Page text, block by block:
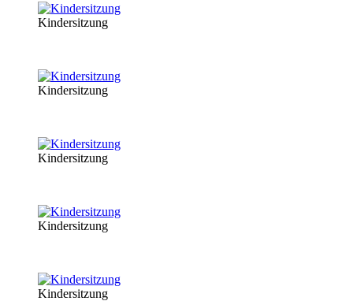
Kindersitzung
Kindersitzung
Kindersitzung
Kindersitzung
Kindersitzung